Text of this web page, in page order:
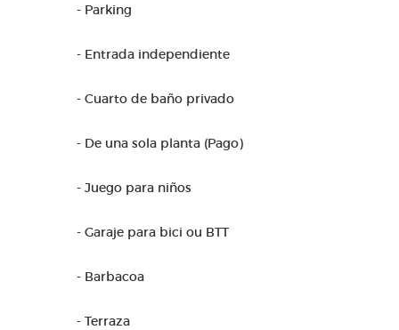
- Parking
- Entrada independiente
- Cuarto de baño privado
- De una sola planta (Pago)
- Juego para niños
- Garaje para bici ou BTT
- Barbacoa
- Terraza